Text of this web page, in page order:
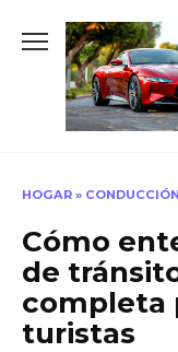
content
HOGAR » CONDUCCIÓN
Cómo
de
completa
turistas